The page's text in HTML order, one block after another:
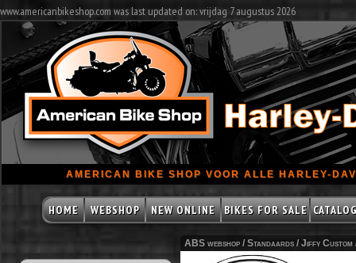
www.americanbikeshop.com was last updated on: vrijdag 7 augustus 2026
AMERICAN BIKE SHOP VOOR ALLE HARLEY-
HOME WEBSHOP NEW ONLINE BIKES FOR SALE
ABS webshop / Standaards / Jiffy Custom